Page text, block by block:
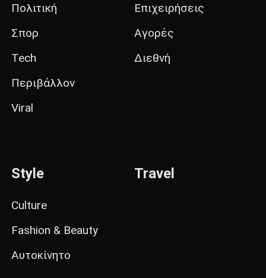
Πολιτική
Σπορ
Tech
Περιβάλλον
Viral
Επιχειρήσεις
Αγορές
Διεθνή
Style
Culture
Fashion & Beauty
Αυτοκίνητο
Travel